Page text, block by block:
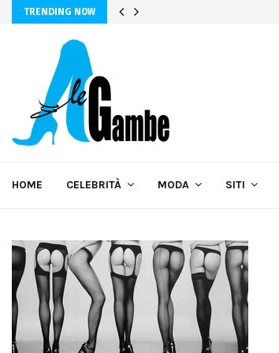
TRENDING NOW
HOME CELEBRITÀ MODA SITI